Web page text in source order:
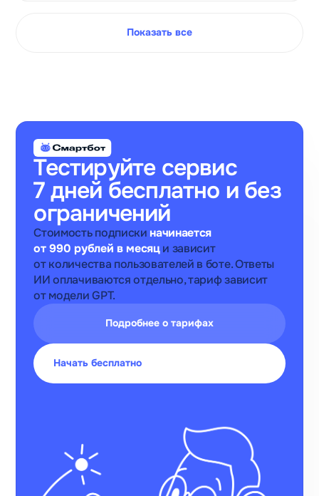
Показать все
Тестируйте сервис
7 дней бесплатно и без
ограничений
Стоимость подписки начинается
от 990 рублей в месяци зависит
от количества пользователей в боте. Ответы
ИИ оплачиваются отдельно, тариф зависит
от модели GPT.
Начать бесплатно
Подробнее о тарифах